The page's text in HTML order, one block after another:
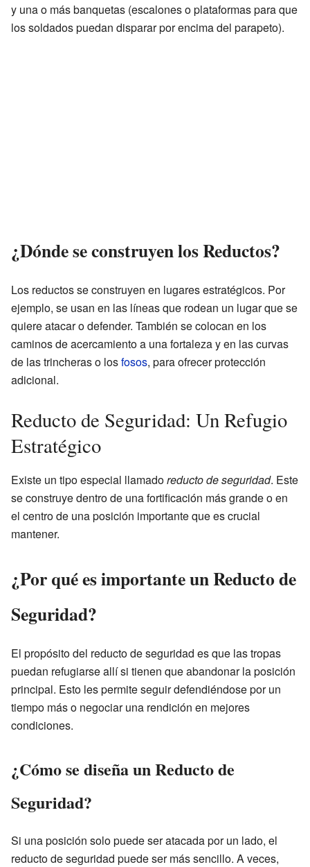
y una o más banquetas (escalones o plataformas para que
los soldados puedan disparar por encima del parapeto).
¿Dónde se construyen los Reductos?
Los reductos se construyen en lugares estratégicos. Por
ejemplo, se usan en las líneas que rodean un lugar que se
quiere atacar o defender. También se colocan en los
caminos de acercamiento a una fortaleza y en las curvas
de las trincheras o losfosos, para ofrecer protección
adicional.
Reducto de Seguridad: Un Refugio
Estratégico
Existe un tipo especial llamadoreducto de seguridad. Este
se construye dentro de una fortificación más grande o en
el centro de una posición importante que es crucial
mantener.
¿Por qué es importante un Reducto de
Seguridad?
El propósito del reducto de seguridad es que las tropas
puedan refugiarse allí si tienen que abandonar la posición
principal. Esto les permite seguir defendiéndose por un
tiempo más o negociar una rendición en mejores
condiciones.
¿Cómo se diseña un Reducto de
Seguridad?
Si una posición solo puede ser atacada por un lado, el
reducto de seguridad puede ser más sencillo. A veces,